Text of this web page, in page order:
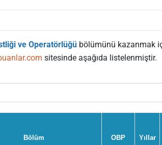
ve Operatörlüğü bölümünü kazanmak
sitesinde aşağıda listelenmiştir.
Bölüm OBP Yıllar